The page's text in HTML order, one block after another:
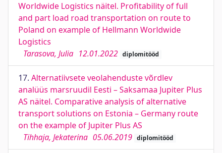
Worldwide Logistics näitel. Profitability of full
and part load road transportation on route to
Poland on example of Hellmann Worldwide
Logistics
Tarasova, Julia 12.01.2022 diplomitööd
17. Alternatiivsete veolahenduste võrdlev
analüüs marsruudil Eesti – Saksamaa Jupiter Plus
AS näitel. Comparative analysis of alternative
transport solutions on Estonia – Germany route
on the example of Jupiter Plus AS
Tihhaja, Jekaterina 05.06.2019 diplomitööd